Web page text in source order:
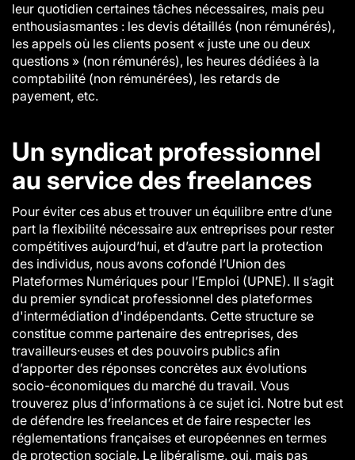
leur quotidien certaines tâches nécessaires, mais peu
enthousiasmantes : les devis détaillés (non rémunérés),
les appels où les clients posent « juste une ou deux
questions » (non rémunérés), les heures dédiées à la
comptabilité (non rémunérées), les retards de
payement, etc.
Un syndicat professionnel
au service des freelances
Pour éviter ces abus et trouver un équilibre entre d’une
part la flexibilité nécessaire aux entreprises pour rester
compétitives aujourd’hui, et d’autre part la protection
des individus, nous avons cofondé l’Union des
Plateformes Numériques pour l’Emploi (UPNE). Il s’agit
du premier syndicat professionnel des plateformes
d'intermédiation d'indépendants. Cette structure se
constitue comme partenaire des entreprises, des
travailleurs·euses et des pouvoirs publics afin
d’apporter des réponses concrètes aux évolutions
socio-économiques du marché du travail. Vous
trouverez plus d’informations à ce sujet ici. Notre but est
de défendre les freelances et de faire respecter les
réglementations françaises et européennes en termes
de protection sociale. Le libéralisme, oui, mais pas